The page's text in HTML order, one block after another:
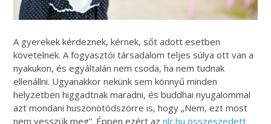
A gyerekek kérdeznek, kérnek, sőt adott esetben
követelnek. A fogyasztói társadalom teljes súlya ott van a
nyakukon, és egyáltalán nem csoda, ha nem tudnak
ellenállni. Ugyanakkor nekünk sem könnyű minden
helyzetben higgadtnak maradni, és buddhai nyugalommal
azt mondani huszonötödszörre is, hogy „Nem, ezt most
nem vesszük meg”. Éppen ezért aznlc.hu összeszedett